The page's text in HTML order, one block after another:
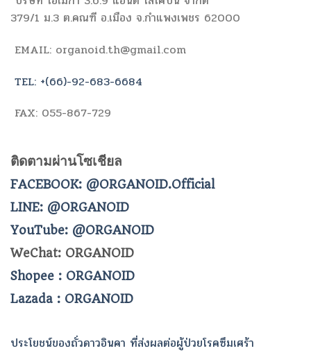
379/1 ม.3 ต.คณฑี อ.เมือง จ.กำแพงเพชร 62000
EMAIL: organoid.th@gmail.com
TEL: +(66)-92-683-6684
FAX: 055-867-729
ติดตามผ่านโซเชียล
FACEBOOK: @ORGANOID.Official
LINE: @ORGANOID
YouTube: @ORGANOID
WeChat: ORGANOID
Shopee : ORGANOID
Lazada : ORGANOID
ประโยชน์ของถั่วดาวอินคา ที่ส่งผลต่อผู้ป่วยโรคซึมเศร้า